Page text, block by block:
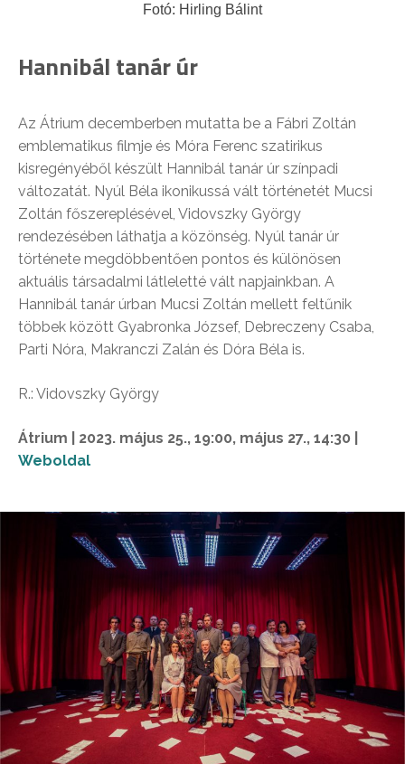
Fotó: Hirling Bálint
Hannibál tanár úr
Az Átrium decemberben mutatta be a Fábri Zoltán
emblematikus filmje és Móra Ferenc szatirikus
kisregényéből készült Hannibál tanár úr színpadi
változatát. Nyúl Béla ikonikussá vált történetét Mucsi
Zoltán főszereplésével, Vidovszky György
rendezésében láthatja a közönség. Nyúl tanár úr
története megdöbbentően pontos és különösen
aktuális társadalmi látleletté vált napjainkban. A
Hannibál tanár úrban Mucsi Zoltán mellett feltűnik
többek között Gyabronka József, Debreczeny Csaba,
Parti Nóra, Makranczi Zalán és Dóra Béla is.
R.: Vidovszky György
Átrium | 2023. május 25., 19:00, május 27., 14:30 |
Weboldal